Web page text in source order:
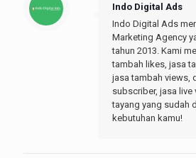
Indo Digital Ads
Indo Digital Ads
Marketing Agency
tahun 2013. Kami
tambah likes, jasa
jasa tambah views,
subscriber, jasa live
tayang yang sudah
kebutuhan kamu!